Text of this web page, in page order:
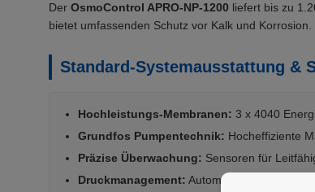
DerOsmoControl APRO-NP-1200 liefert bis zu
bietet umfassenden Schutz vor Kalk und
Standard-Systemausstattung &
Hochleistungs-Membranen: 3 x 4040
Grundfos Pumpentechnik: Hocheffiziente
Präzise Überwachung: Sensoren für
Druckmanagement: Automatischer